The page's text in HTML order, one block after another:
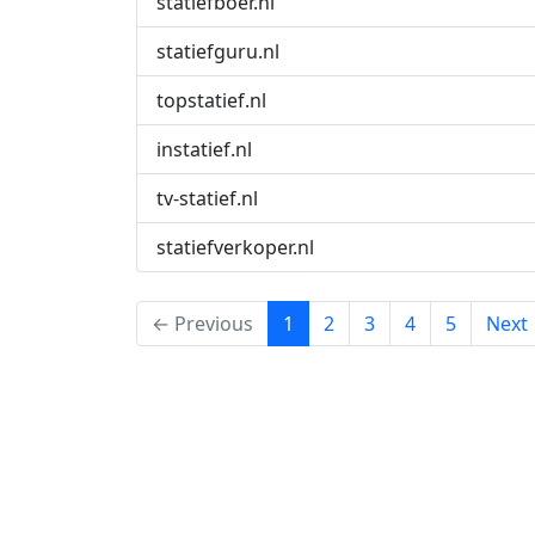
statiefguru.nl
topstatief.nl
instatief.nl
tv-statief.nl
statiefverkoper.nl
← Previous 1 (current)
2 3 4 5